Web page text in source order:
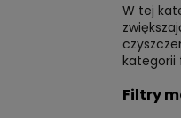
W tej
kategorii
Filtry